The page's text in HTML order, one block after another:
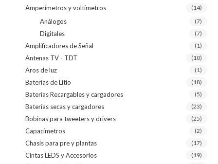
Amperímetros y voltímetros (14)
Análogos (7)
Digitales (7)
Amplificadores de Señal (1)
Antenas TV - TDT (10)
Aros de luz (1)
Baterías de Litio (18)
Baterías Recargables y cargadores (5)
Baterías secas y cargadores (23)
Bobinas para tweeters y drivers (25)
Capacímetros (2)
Chasis para pre y plantas (17)
Cintas LEDS y Accesorios (19)